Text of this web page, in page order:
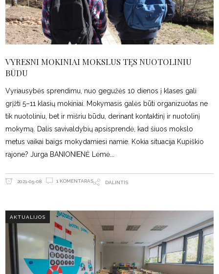
VYRESNI MOKINIAI MOKSLUS TĘS NUOTOLINIU
BŪDU
Vyriausybės sprendimu, nuo gegužės 10 dienos į klases gali
grįžti 5–11 klasių mokiniai. Mokymasis galės būti organizuotas ne
tik nuotoliniu, bet ir mišriu būdu, derinant kontaktinį ir nuotolinį
mokymą. Dalis savivaldybių apsisprendė, kad šiuos mokslo
metus vaikai baigs mokydamiesi namie. Kokia situacija Kupiškio
rajone? Jurga BANIONIENĖ Lėmė
2021-05-08 1 KOMENTARAS DALINTIS
AKTUALIJOS